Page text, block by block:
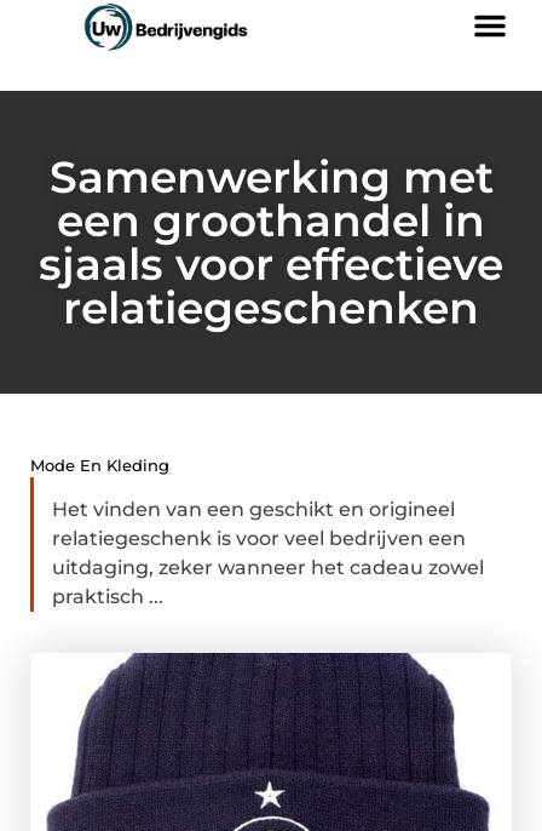
Samenwerking met
een groothandel in
sjaals voor effectieve
relatiegeschenken
Mode En Kleding
Het vinden van een geschikt en origineel
relatiegeschenk is voor veel bedrijven een
uitdaging, zeker wanneer het cadeau zowel
praktisch ...